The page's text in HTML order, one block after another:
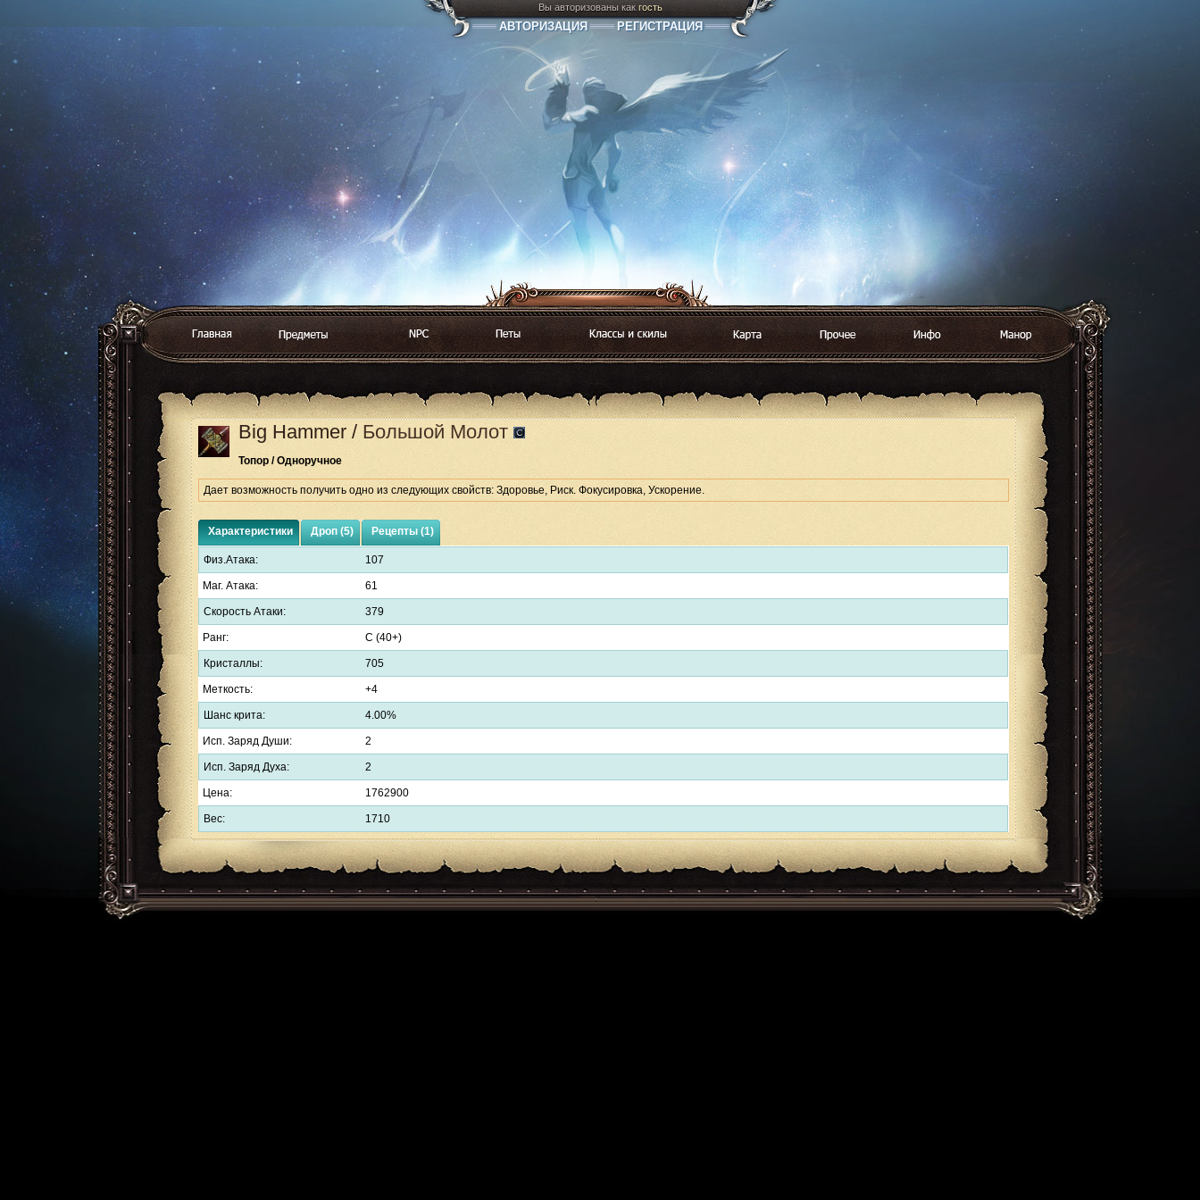
Вы авторизованы как гость
АВТОРИЗАЦИЯ РЕГИСТРАЦИЯ
Big Hammer/ Большой Молот
Топор / Одноручное
Дает возможность получить одно из следующих свойств: Здоровье, Риск. Фокусировка, Ускорение.
Характеристики Дроп (5) Рецепты (1)
Физ.Атака: 107
Маг. Атака: 61
Скорость Атаки: 379
Ранг: C (40+)
Кристаллы: 705
Меткость: +4
Шанс крита: 4.00%
Исп. Заряд Души: 2
Исп. Заряд Духа: 2
Цена: 1762900
Вес: 1710